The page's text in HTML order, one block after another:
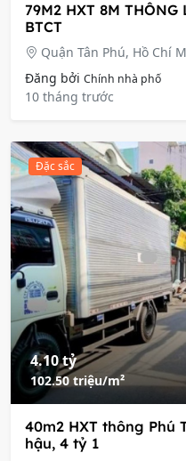
79M2 HXT 8M THÔNG
BTCT
Quận Tân Phú, Hồ Chí
Đăng bởi Chính nhà phố
10 tháng trước
Đặc sắc
4.10 tỷ
102.50 triệu/m²
40m2 HXT thông Phú
hậu, 4 tỷ 1